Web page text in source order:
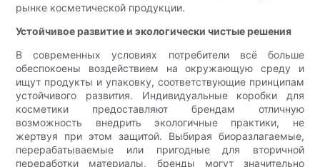
рынке косметической продукции.
Устойчивое развитие и экологически чистые решения
В современных условиях потребители всё больше
обеспокоены воздействием на окружающую среду и
ищут продукты и упаковку, соответствующие принципам
устойчивого развития. Индивидуальные коробки для
косметики предоставляют брендам отличную
возможность внедрить экологичные практики, не
жертвуя при этом защитой. Выбирая биоразлагаемые,
перерабатываемые или пригодные для вторичной
переработки материалы, бренды могут значительно